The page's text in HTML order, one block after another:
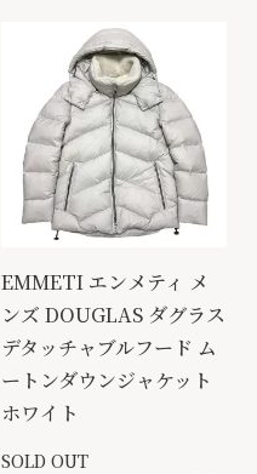
EMMETI エンメティ メ
ンズ DOUGLAS ダグラス
デタッチャブルフード ム
ートンダウンジャケット
ホワイト
SOLD OUT